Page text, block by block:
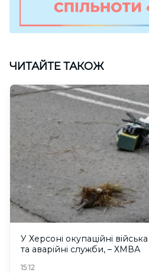
ЧИТАЙТЕ ТАКОЖ
У Херсоні окупаційні
та аварійні служби, – ХМВА
15:12